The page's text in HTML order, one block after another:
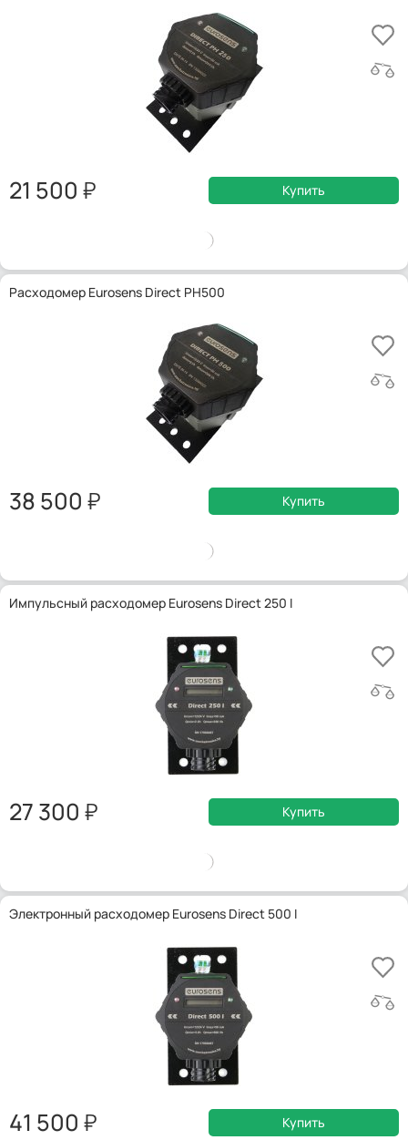
21 500 Купить
Расходомер Eurosens Direct PH500
38 500 Купить
Импульсный расходомер Eurosens Direct 250 I
27 300 Купить
Электронный расходомер Eurosens Direct 500 I
41 500 Купить